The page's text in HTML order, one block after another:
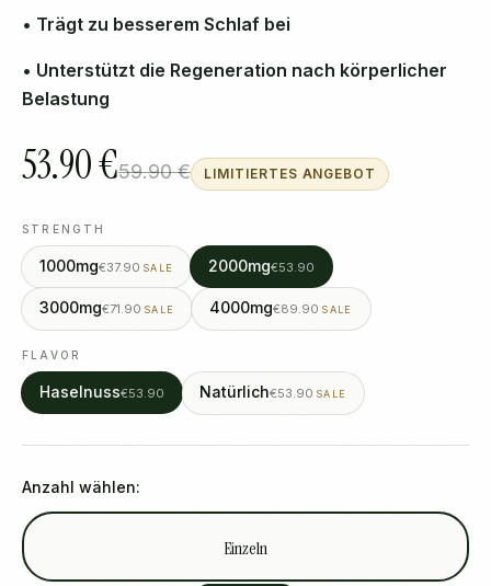
• Trägt zu besserem Schlaf bei
• Unterstützt die Regeneration nach körperlicher
Belastung
53.90 €59.90 € LIMITIERTES ANGEBOT
STRENGTH
1000mg€37.90 SALE 2000mg€53.90
3000mg€71.90 SALE 4000mg€89.90 SALE
FLAVOR
Haselnuss€53.90 Natürlich€53.90 SALE
Anzahl wählen:
Einzeln